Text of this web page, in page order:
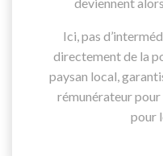
Ici, pas
directement de la
paysan local,
rémunérateur pour
pour